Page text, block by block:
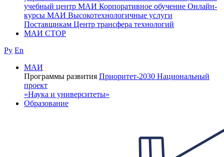
учебный центр МАИ Корпоративное обучение Онлайн-
курсы МАИ Высокотехнологичные услуги
Поставщикам Центр трансфера технологий
МАИ СТОР
Ру En
МАИ
Программы развития Приоритет-2030 Национальный
проект
«Наука и университеты»
Образование